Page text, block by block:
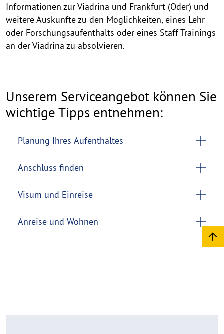
Informationen zur Viadrina und Frankfurt (Oder) und
weitere Auskünfte zu den Möglichkeiten, eines Lehr-
oder Forschungsaufenthalts oder eines Staff Trainings
an der Viadrina zu absolvieren.
Unserem Serviceangebot können Sie
wichtige Tipps entnehmen:
Planung Ihres Aufenthaltes
Anschluss finden
Visum und Einreise
Anreise und Wohnen